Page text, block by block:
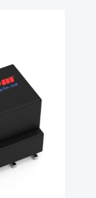
Qi2.0 TX 发射模组
Qi1.x TX 發射模組
Qi1.x RX 接收模组
獨立董事溝通情形